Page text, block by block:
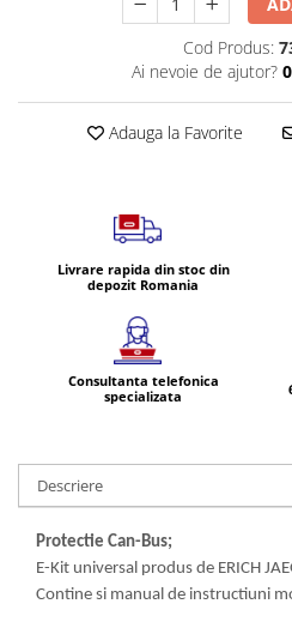
Volvo FH 2 Euro 4
Volvo FH 3 Euro 5
Volvo FH 4 Euro 6
Accesorii iluminare LED camioane
Bare LED (LED Bar) off-road, auto
si camion
Becuri Halogen Auto
Becuri Led Auto
Seturi de Becuri Auto
Faruri Camioane, Utilaje &
Tractoare
Lampi de ceata
Lampi Gabarit LED
Cod Produs:
Ai nevoie de ajutor?
Adauga la Favorite
Livrare rapida din stoc din
depozit Romania
Consultanta telefonica
specializata
Descriere
Protectie Can-Bus;
E-Kit universal produs de ERICH
Contine si manual de instructiuni